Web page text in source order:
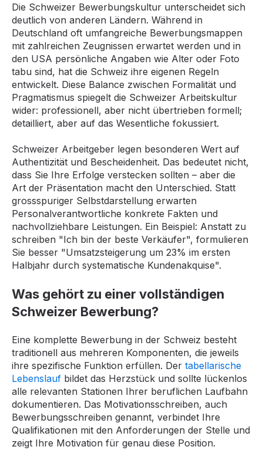
Die Schweizer Bewerbungskultur unterscheidet sich
deutlich von anderen Ländern. Während in
Deutschland oft umfangreiche Bewerbungsmappen
mit zahlreichen Zeugnissen erwartet werden und in
den USA persönliche Angaben wie Alter oder Foto
tabu sind, hat die Schweiz ihre eigenen Regeln
entwickelt. Diese Balance zwischen Formalität und
Pragmatismus spiegelt die Schweizer Arbeitskultur
wider: professionell, aber nicht übertrieben formell;
detailliert, aber auf das Wesentliche fokussiert.
Schweizer Arbeitgeber legen besonderen Wert auf
Authentizität und Bescheidenheit. Das bedeutet nicht,
dass Sie Ihre Erfolge verstecken sollten – aber die
Art der Präsentation macht den Unterschied. Statt
grossspuriger Selbstdarstellung erwarten
Personalverantwortliche konkrete Fakten und
nachvollziehbare Leistungen. Ein Beispiel: Anstatt zu
schreiben "Ich bin der beste Verkäufer", formulieren
Sie besser "Umsatzsteigerung um 23% im ersten
Halbjahr durch systematische Kundenakquise".
Was gehört zu einer vollständigen
Schweizer Bewerbung?
Eine komplette Bewerbung in der Schweiz besteht
traditionell aus mehreren Komponenten, die jeweils
ihre spezifische Funktion erfüllen. Der tabellarische
Lebenslauf bildet das Herzstück und sollte lückenlos
alle relevanten Stationen Ihrer beruflichen Laufbahn
dokumentieren. Das Motivationsschreiben, auch
Bewerbungsschreiben genannt, verbindet Ihre
Qualifikationen mit den Anforderungen der Stelle und
zeigt Ihre Motivation für genau diese Position.